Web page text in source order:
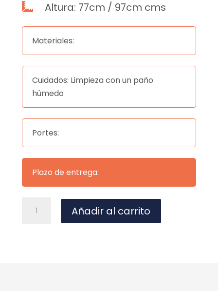
 Altura: 77cm / 97cm cms
Materiales:
Cuidados: Limpieza con un paño
húmedo
Portes:
Plazo de entrega:
rinconera
Añadir al carrito